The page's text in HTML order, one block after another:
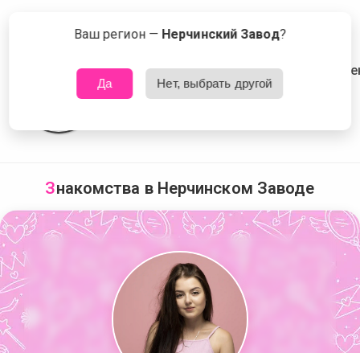
Сейчас знакомятся в Нерчинском Заводе Что это?
Знакомства в Нерчинском Заводе
Ваш регион — Нерчинский Завод?
Да Нет, выбрать другой